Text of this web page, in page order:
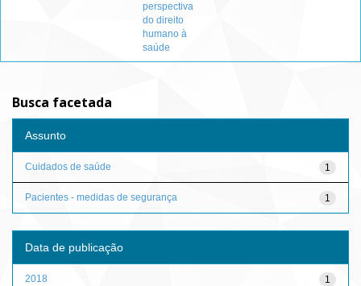
perspectiva
do direito
humano à
saúde
Busca facetada
Assunto
1
Cuidados de saúde
1
Pacientes - medidas de segurança
Data de publicação
1
2018